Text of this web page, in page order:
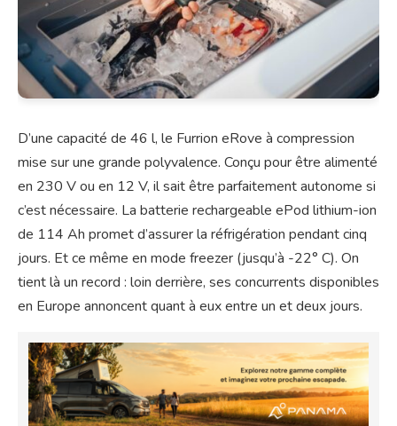
D’une capacité de 46 l, le Furrion eRove à compression
mise sur une grande polyvalence. Conçu pour être alimenté
en 230 V ou en 12 V, il sait être parfaitement autonome si
c’est nécessaire. La batterie rechargeable ePod lithium-ion
de 114 Ah promet d’assurer la réfrigération pendant cinq
jours. Et ce même en mode freezer (jusqu’à -22° C). On
tient là un record : loin derrière, ses concurrents disponibles
en Europe annoncent quant à eux entre un et deux jours.